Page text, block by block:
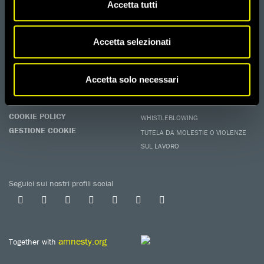
Accetta tutti
Accetta selezionati
Accetta solo necessari
Difendi i diritti umani, in prima persona.
EDUCARE AI DIRITTI UMANI
I programmi educativi.
ATTIVATI
Metti a disposizione il tuo tempo.
COOKIE POLICY
GESTIONE COOKIE
LAVORA CON NOI
WHISTLEBLOWING
TUTELA DA MOLESTIE O VIOLENZE
SUL LAVORO
Seguici sui nostri profili social
Together with amnesty.org